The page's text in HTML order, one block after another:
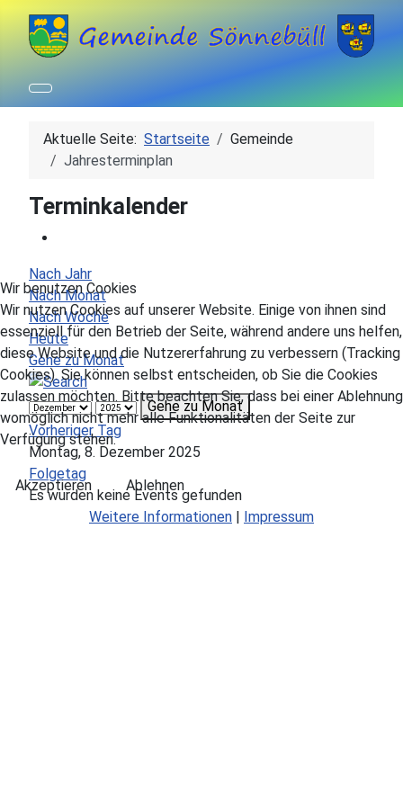
Aktuelle Seite: Startseite
Gemeinde
Jahresterminplan
Terminkalender
Nach Jahr
Nach Monat
Nach Woche
Heute
Gehe zu Monat
Gehe zu Monat
Vorheriger Tag
Montag, 8. Dezember 2025
Folgetag
Es wurden keine Events gefunden
Wir benutzen Cookies
Wir nutzen Cookies auf unserer Website. Einige von ihnen sind
essenziell für den Betrieb der Seite, während andere uns helfen,
diese Website und die Nutzererfahrung zu verbessern (Tracking
Cookies). Sie können selbst entscheiden, ob Sie die Cookies
zulassen möchten. Bitte beachten Sie, dass bei einer Ablehnung
womöglich nicht mehr alle Funktionalitäten der Seite zur
Verfügung stehen.
Akzeptieren
Ablehnen
Weitere Informationen | Impressum